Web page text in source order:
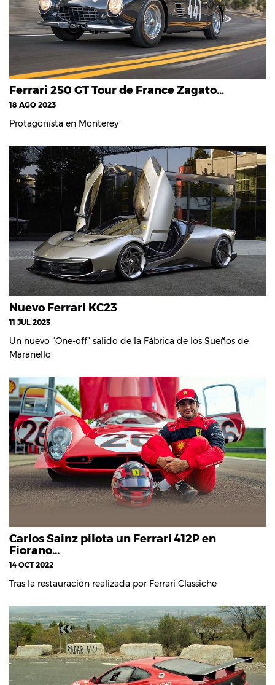
Ferrari 250 GT Tour de France Zagato…
18 AGO 2023
Protagonista en Monterey
Nuevo Ferrari KC23
11 JUL 2023
Un nuevo “One-off” salido de la Fábrica de los Sueños de
Maranello
Carlos Sainz pilota un Ferrari 412P en
Fiorano…
14 OCT 2022
Tras la restauración realizada por Ferrari Classiche